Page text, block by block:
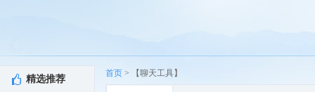
精选推荐
首页 > 【聊天工具】